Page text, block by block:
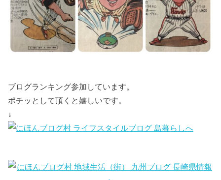
ブログランキング参加しています。
ポチッとして頂くと嬉しいです。
↓